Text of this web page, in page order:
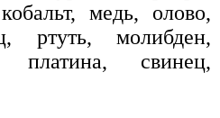
медь, олово,
ртуть, молибден,
платина, свинец,